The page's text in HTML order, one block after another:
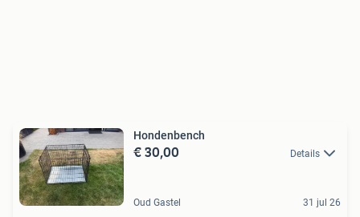
Hondenbench
€ 30,00 Details
Oud Gastel 31 jul 26